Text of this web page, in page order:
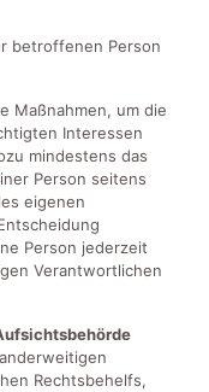
betroffenen Person
Maßnahmen, um die
Interessen
mindestens das
Person seitens
eigenen
Person jederzeit
Verantwortlichen
Rechtsbehelfs,